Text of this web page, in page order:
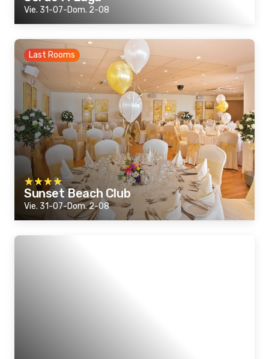
Vie. 31-07-Dom. 2-08
Last Rooms
Sunset Beach Club
Vie. 31-07-Dom. 2-08